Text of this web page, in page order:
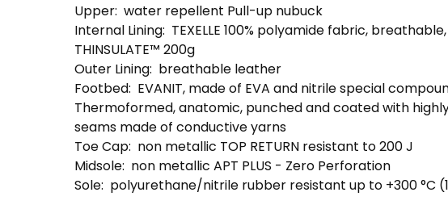
Upper: water repellent Pull-up nubuck
Internal Lining: TEXELLE 100% polyamide fabric,
THINSULATE™ 200g
Outer Lining: breathable leather
Footbed: EVANIT, made of EVA and nitrile special
Thermoformed, anatomic, punched and coated with
seams made of conductive yarns
Toe Cap: non metallic TOP RETURN resistant to 200 J
Midsole: non metallic APT PLUS - Zero Perforation
Sole: polyurethane/nitrile rubber resistant up to +300 °C